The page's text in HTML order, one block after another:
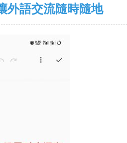
外語交流隨時隨地